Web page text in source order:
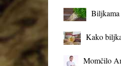
Biljkama
Kako
Momčilo